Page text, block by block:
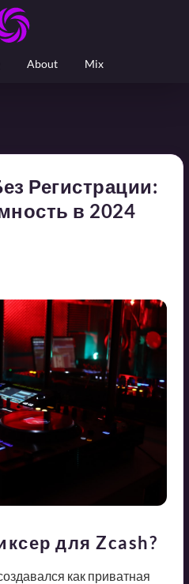
About Mix
Регистрации:
в 2024
для Zcash?
как приватная